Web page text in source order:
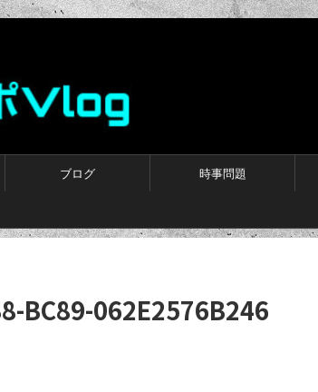
ブログ 時事問題
BC89-062E2576B246